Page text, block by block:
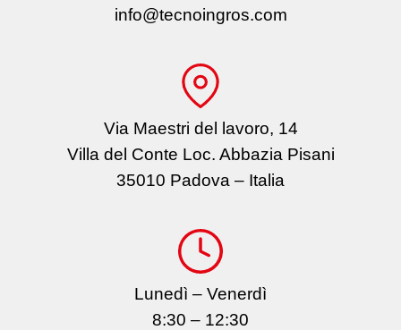
info@tecnoingros.com
Via Maestri del lavoro, 14
Villa del Conte Loc. Abbazia Pisani
35010 Padova – Italia
Lunedì – Venerdì
8:30 – 12:30